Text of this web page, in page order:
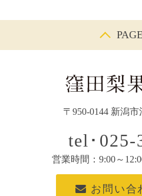
〒950-0144 新潟
tel･025-
営業時間：9:00～
お問い合